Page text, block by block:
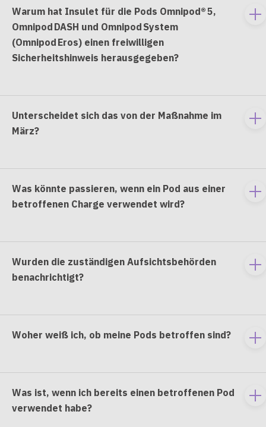
Warum hat Insulet für die Pods Omnipod® 5,
Omnipod DASH und Omnipod System
(Omnipod Eros) einen freiwilligen
Sicherheitshinweis herausgegeben?
Unterscheidet sich das von der Maßnahme im
März?
Was könnte passieren, wenn ein Pod aus einer
betroffenen Charge verwendet wird?
Wurden die zuständigen Aufsichtsbehörden
benachrichtigt?
Woher weiß ich, ob meine Pods betroffen sind?
Was ist, wenn ich bereits einen betroffenen Pod
verwendet habe?